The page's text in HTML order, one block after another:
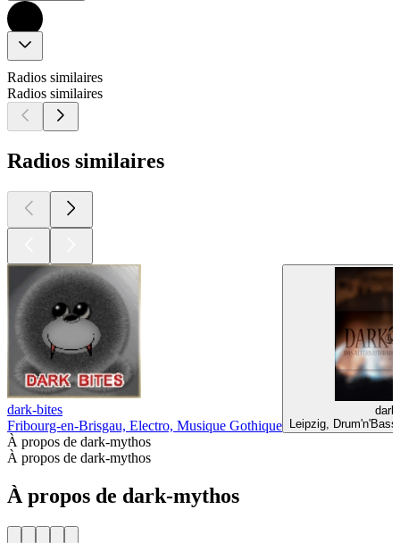
Radios similaires
Radios similaires
Radios similaires
dark-bites
Fribourg-en-Brisgau, Electro, Musique Gothique
Leipzig,
À propos de dark-mythos
À propos de dark-mythos
À propos de dark-mythos